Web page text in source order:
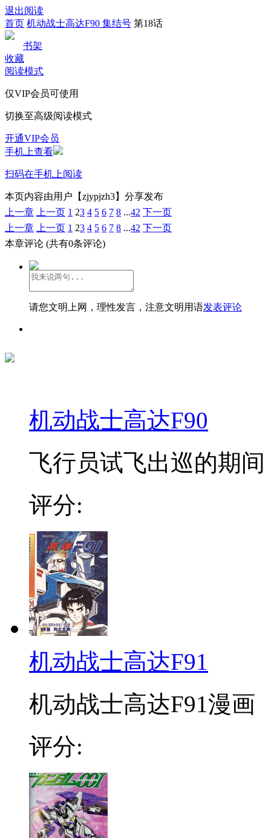
退出阅读
首页 机动战士高达F90 集结号 第18话
书架
收藏
阅读模式
仅VIP会员可使用
切换至高级阅读模式
开通VIP会员
手机上查看
扫码在手机上阅读
本页内容由用户【zjypjzh3】分享发布
上一章
上一页 1 23 4 5 6 7 8 ...42 下一页
上一章
上一页 1 23 4 5 6 7 8 ...42 下一页
本章评论 (共有0条评论)
请您文明上网，理性发言，注意文明用语发表评论
机动战士高达F90
飞行员试飞出巡的期
评分:
机动战士高达F91
机动战士高达F91漫画
评分: